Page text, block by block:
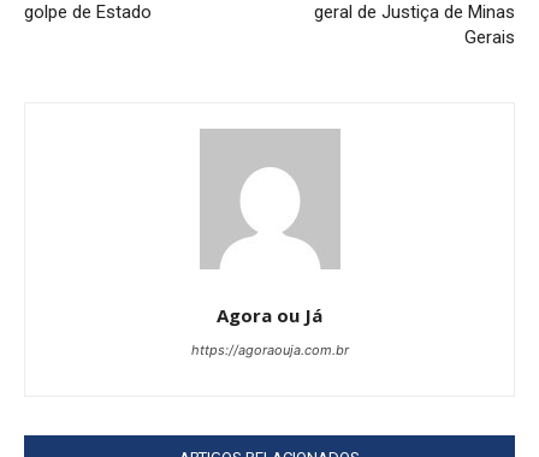
golpe de Estado
geral de Justiça de Minas
Gerais
Agora ou Já
https://agoraouja.com.br